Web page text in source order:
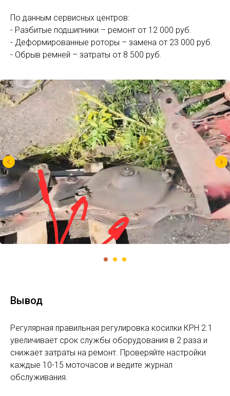
По данным сервисных центров:
- Разбитые подшипники – ремонт от 12 000 руб.
- Деформированные роторы – замена от 23 000 руб.
- Обрыв ремней – затраты от 8 500 руб.
Вывод
Регулярная правильная регулировка косилки КРН 2.1
увеличивает срок службы оборудования в 2 раза и
снижает затраты на ремонт. Проверяйте настройки
каждые 10-15 моточасов и ведите журнал
обслуживания.